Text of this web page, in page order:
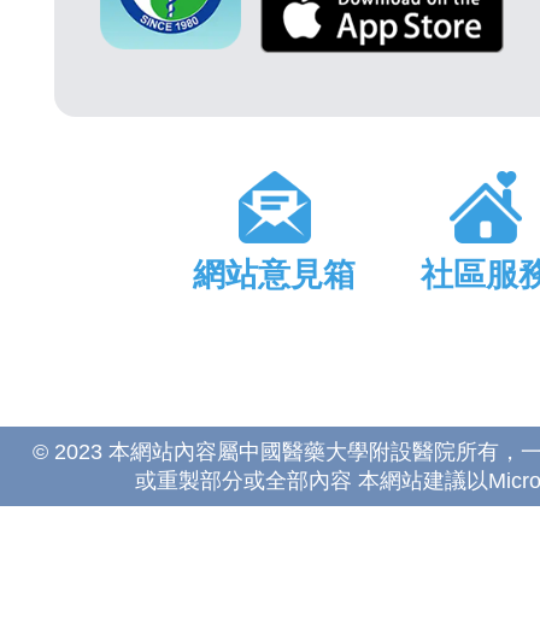
網站意見箱 社區服
© 2023 本網站內容屬中國醫藥大學附設醫院所有，
或重製部分或全部內容 本網站建議以